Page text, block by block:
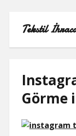
Tekstil
1000
Görme